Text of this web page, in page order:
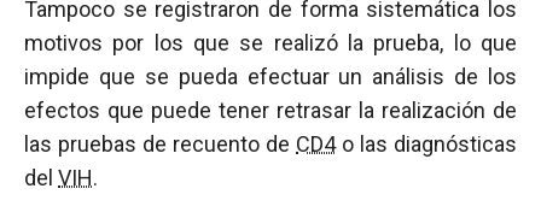
Tampoco se registraron de forma sistemática los
motivos por los que se realizó la prueba, lo que
impide que se pueda efectuar un análisis de los
efectos que puede tener retrasar la realización de
las pruebas de recuento de CD4o las diagnósticas
del VIH.